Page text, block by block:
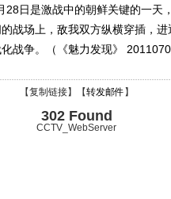
日是激战中的朝鲜关键的一天
战场上，敌我双方纵横穿插，
战争。（《魅力发现》
【复制链接】【转发邮件 】
302 Found
CCTV_WebServer